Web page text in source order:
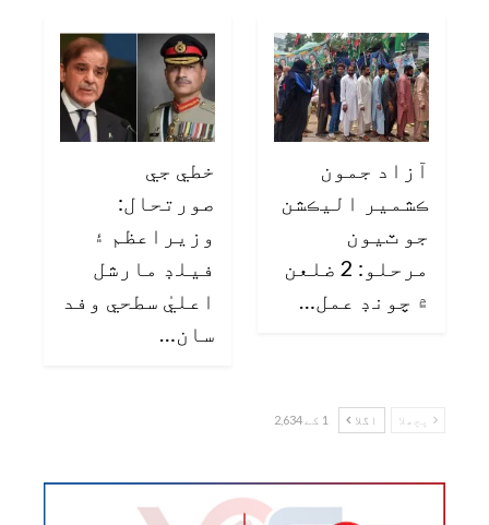
آزاد جمون
ڪشمير اليڪشن
جو ٽيون
مرحلو: 2 ضلعن
۾ چونڊ عمل…
خطي جي
صورتحال:
وزيراعظم ۽
فيلڊ مارشل
اعليٰ سطحي وفد
سان…
پچھلا اگلا 1 کے 2,634